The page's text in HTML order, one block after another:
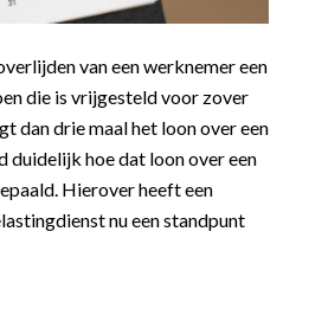
van een werknemer een
die is vrijgesteld voor zover
dan drie maal het loon over een
duidelijk hoe dat loon over een
Hierover heeft een
nu een standpunt